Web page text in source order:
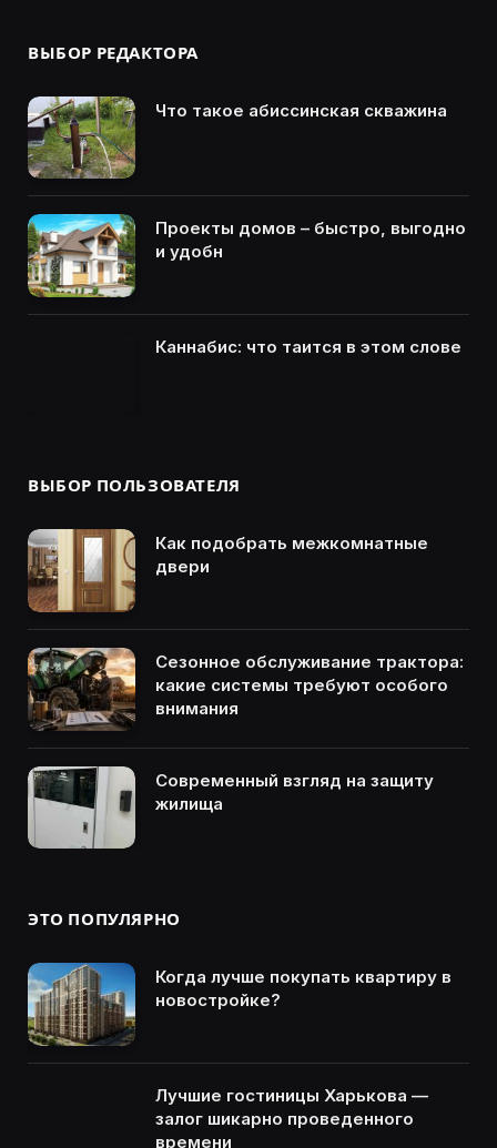
ВЫБОР РЕДАКТОРА
Что такое абиссинская скважина
Проекты домов – быстро, выгодно
и удобн
Каннабис: что таится в этом слове
ВЫБОР ПОЛЬЗОВАТЕЛЯ
Как подобрать межкомнатные
двери
Сезонное обслуживание трактора:
какие системы требуют особого
внимания
Современный взгляд на защиту
жилища
ЭТО ПОПУЛЯРНО
Когда лучше покупать квартиру в
новостройке?
Лучшие гостиницы Харькова —
залог шикарно проведенного
времени